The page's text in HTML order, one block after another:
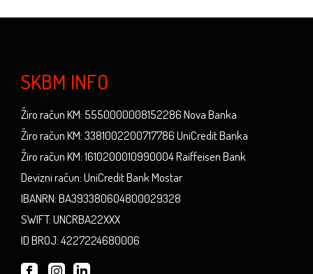
SKBM INFO
Žiro račun KM: 5550000008152286 Nova Banka
Žiro račun KM: 3381002200717786 UniCredit Banka
Žiro račun KM: 1610200010990004 Raiffeisen Bank
Devizni račun: UniCredit Bank Mostar
IBANRN: BA393380604800029328
SWIFT: UNCRBA22XXX
ID BROJ: 4227224680006